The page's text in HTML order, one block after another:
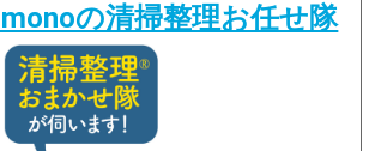
の清掃整理お任せ隊